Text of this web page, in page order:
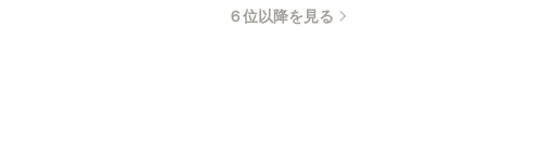
６位以降を見る